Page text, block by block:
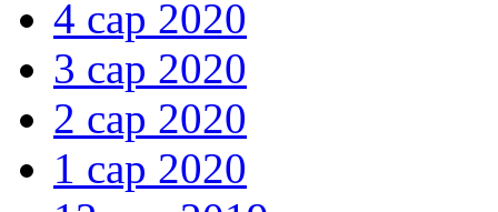
4 сар 2020
3 сар 2020
2 сар 2020
1 сар 2020